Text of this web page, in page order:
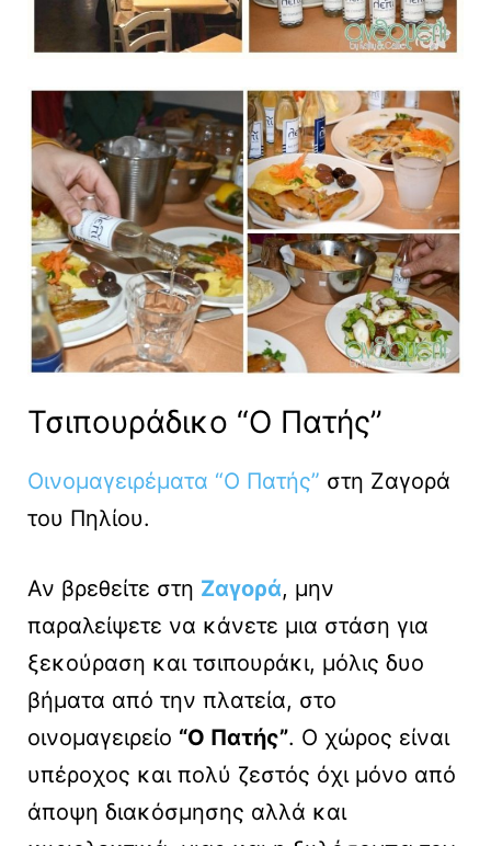
Τσιπουράδικο “Ο Πατής”
Οινομαγειρέματα “Ο Πατής” στη Ζαγορά
του Πηλίου.
Αν βρεθείτε στη Ζαγορά, μην
παραλείψετε να κάνετε μια στάση για
ξεκούραση και τσιπουράκι, μόλις δυο
βήματα από την πλατεία, στο
οινομαγειρείο “Ο Πατής”. Ο χώρος είναι
υπέροχος και πολύ ζεστός όχι μόνο από
άποψη διακόσμησης αλλά και